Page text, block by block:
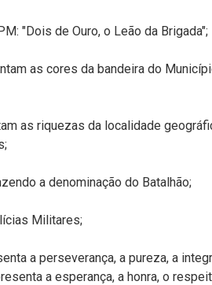
"Dois de Ouro, o Leão da Brigada";
as cores da bandeira do
as riquezas da localidade
a denominação do Batalhão;
Militares;
a perseverança, a pureza, a
a esperança, a honra, o